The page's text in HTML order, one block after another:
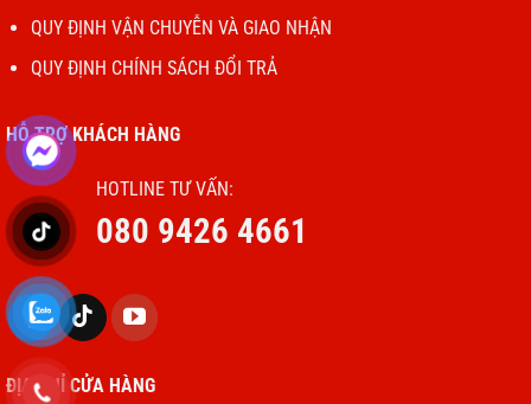
QUY ĐỊNH VẬN CHUYỄN VÀ GIAO NHẬN
QUY ĐỊNH CHÍNH SÁCH ĐỔI TRẢ
HỖ TRỢ KHÁCH HÀNG
HOTLINE TƯ VẤN:
080 9426 4661
ĐỊA CHỈ CỬA HÀNG